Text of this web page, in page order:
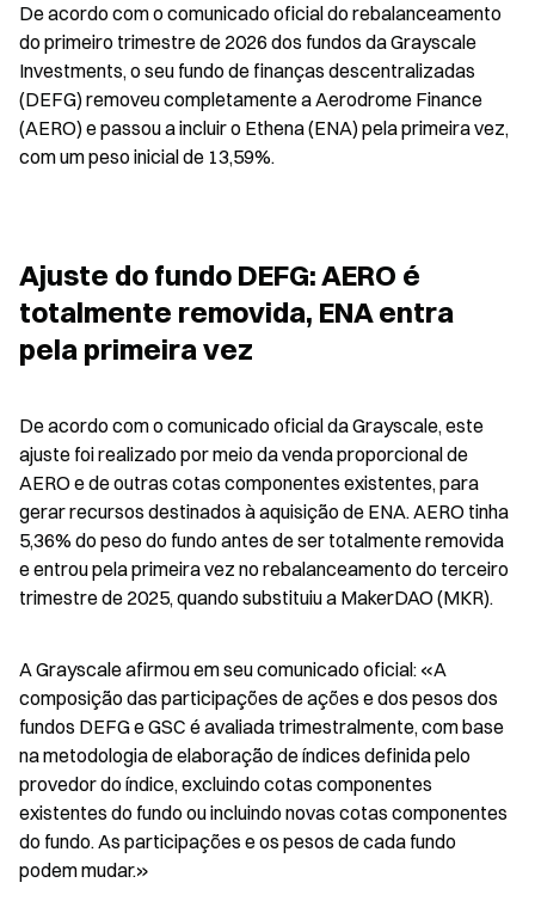
De acordo com o comunicado oficial do rebalanceamento
do primeiro trimestre de 2026 dos fundos da Grayscale
Investments, o seu fundo de finanças descentralizadas
(DEFG) removeu completamente a Aerodrome Finance
(AERO) e passou a incluir o Ethena (ENA) pela primeira vez,
com um peso inicial de 13,59%.
Ajuste do fundo DEFG: AERO é
totalmente removida, ENA entra
pela primeira vez
De acordo com o comunicado oficial da Grayscale, este
ajuste foi realizado por meio da venda proporcional de
AERO e de outras cotas componentes existentes, para
gerar recursos destinados à aquisição de ENA. AERO tinha
5,36% do peso do fundo antes de ser totalmente removida
e entrou pela primeira vez no rebalanceamento do terceiro
trimestre de 2025, quando substituiu a MakerDAO (MKR).
A Grayscale afirmou em seu comunicado oficial: «A
composição das participações de ações e dos pesos dos
fundos DEFG e GSC é avaliada trimestralmente, com base
na metodologia de elaboração de índices definida pelo
provedor do índice, excluindo cotas componentes
existentes do fundo ou incluindo novas cotas componentes
do fundo. As participações e os pesos de cada fundo
podem mudar.»